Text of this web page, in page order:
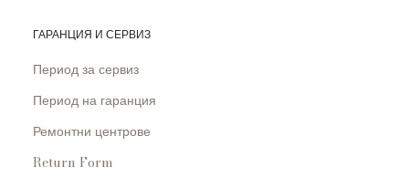
ГАРАНЦИЯ И СЕРВИЗ
Период за сервиз
Период на гаранция
Ремонтни центрове
Return Form